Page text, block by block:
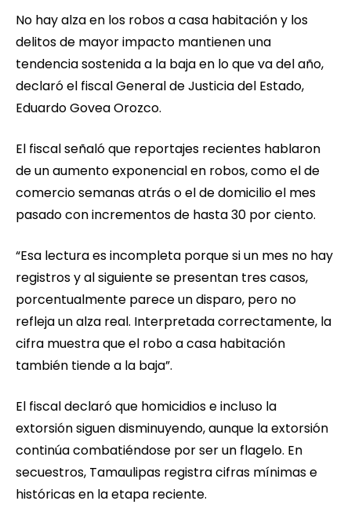
No hay alza en los robos a casa habitación y los
delitos de mayor impacto mantienen una
tendencia sostenida a la baja en lo que va del año,
declaró el fiscal General de Justicia del Estado,
Eduardo Govea Orozco.
El fiscal señaló que reportajes recientes hablaron
de un aumento exponencial en robos, como el de
comercio semanas atrás o el de domicilio el mes
pasado con incrementos de hasta 30 por ciento.
“Esa lectura es incompleta porque si un mes no hay
registros y al siguiente se presentan tres casos,
porcentualmente parece un disparo, pero no
refleja un alza real. Interpretada correctamente, la
cifra muestra que el robo a casa habitación
también tiende a la baja”.
El fiscal declaró que homicidios e incluso la
extorsión siguen disminuyendo, aunque la extorsión
continúa combatiéndose por ser un flagelo. En
secuestros, Tamaulipas registra cifras mínimas e
históricas en la etapa reciente.